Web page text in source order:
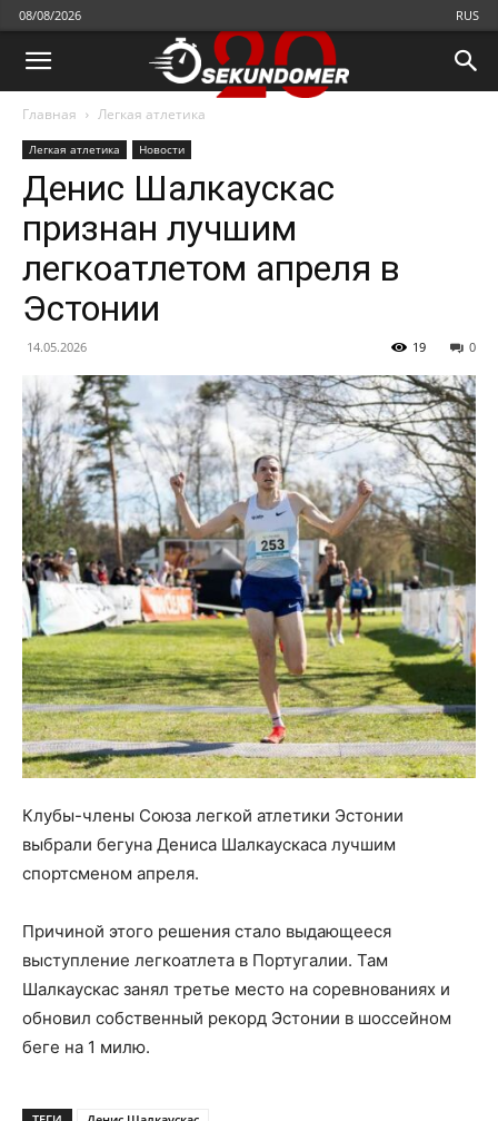
08/08/2026 RUS
Главная Легкая атлетика
Легкая атлетика Новости
Денис Шалкаускас
признан лучшим
легкоатлетом апреля в
Эстонии
14.05.2026 0
19
Клубы-члены Союза легкой атлетики Эстонии
выбрали бегуна Дениса Шалкаускаса лучшим
спортсменом апреля.
Причиной этого решения стало выдающееся
выступление легкоатлета в Португалии. Там
Шалкаускас занял третье место на соревнованиях и
обновил собственный рекорд Эстонии в шоссейном
беге на 1 милю.